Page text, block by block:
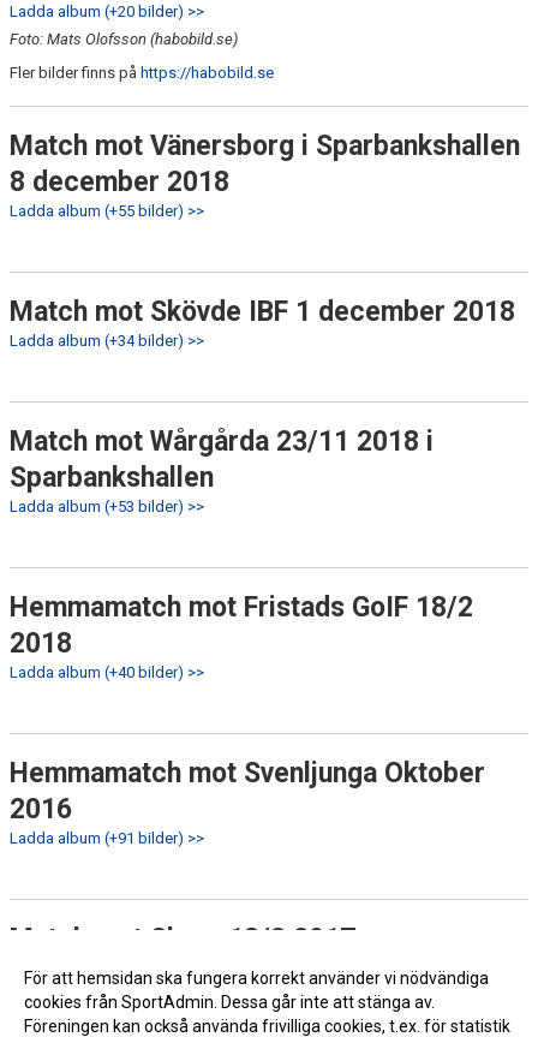
Ladda album (+20 bilder) >>
Foto: Mats Olofsson (habobild.se)
Fler bilder finns på https://habobild.se
Match mot Vänersborg i Sparbankshallen
8 december 2018
Ladda album (+55 bilder) >>
Match mot Skövde IBF 1 december 2018
Ladda album (+34 bilder) >>
Match mot Wårgårda 23/11 2018 i
Sparbankshallen
Ladda album (+53 bilder) >>
Hemmamatch mot Fristads GoIF 18/2
2018
Ladda album (+40 bilder) >>
Hemmamatch mot Svenljunga Oktober
2016
Ladda album (+91 bilder) >>
Match mot Skara 18/3 2017
Ladda album (+131 bilder) >>
För att hemsidan ska fungera korrekt använder vi nödvändiga
cookies från SportAdmin. Dessa går inte att stänga av.
Föreningen kan också använda frivilliga cookies, t.ex. för statistik